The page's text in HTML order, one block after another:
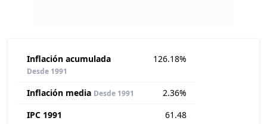
Inflación acumulada
Desde 1991
126.18%
Inflación media Desde 1991
2.36%
IPC 1991
61.48